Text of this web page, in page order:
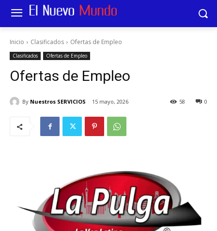
Inicio Clasificados Ofertas de Empleo
Clasificados Ofertas de Empleo
Ofertas de Empleo
By Nuestros SERVICIOS 15 mayo, 2026 0
58